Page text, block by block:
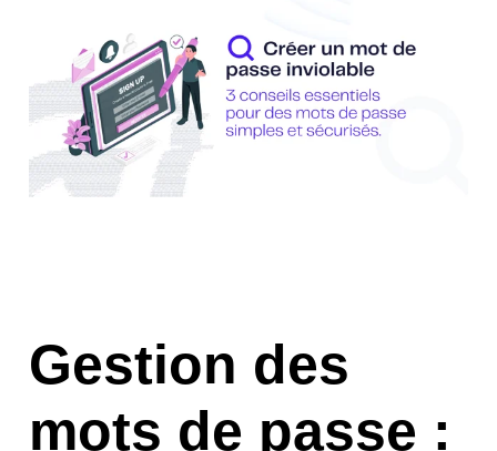
Gestion des
mots de passe :